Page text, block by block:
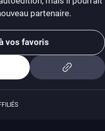
partenaire.
vos favoris